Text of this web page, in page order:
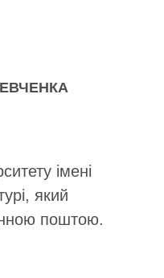
імені
який
поштою.